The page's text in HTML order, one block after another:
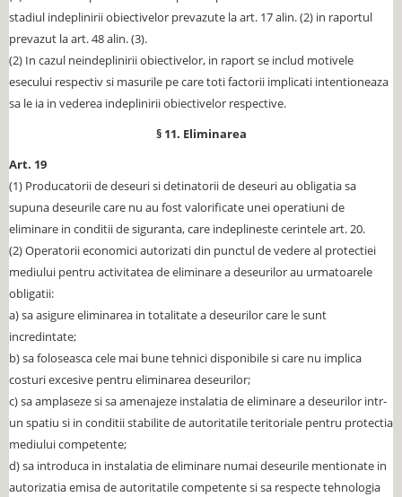
stadiul indeplinirii obiectivelor prevazute la art. 17 alin. (2) in raportul
prevazut la art. 48 alin. (3).
(2) In cazul neindeplinirii obiectivelor, in raport se includ motivele
esecului respectiv si masurile pe care toti factorii implicati intentioneaza
sa le ia in vederea indeplinirii obiectivelor respective.
§ 11. Eliminarea
Art. 19
(1) Producatorii de deseuri si detinatorii de deseuri au obligatia sa
supuna deseurile care nu au fost valorificate unei operatiuni de
eliminare in conditii de siguranta, care indeplineste cerintele art. 20.
(2) Operatorii economici autorizati din punctul de vedere al protectiei
mediului pentru activitatea de eliminare a deseurilor au urmatoarele
obligatii:
a) sa asigure eliminarea in totalitate a deseurilor care le sunt
incredintate;
b) sa foloseasca cele mai bune tehnici disponibile si care nu implica
costuri excesive pentru eliminarea deseurilor;
c) sa amplaseze si sa amenajeze instalatia de eliminare a deseurilor intr-
un spatiu si in conditii stabilite de autoritatile teritoriale pentru protectia
mediului competente;
d) sa introduca in instalatia de eliminare numai deseurile mentionate in
autorizatia emisa de autoritatile competente si sa respecte tehnologia